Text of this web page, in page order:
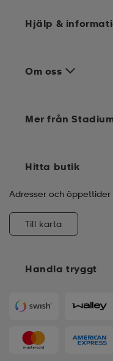
Hjälp &
Om oss
Handla tryggt
Mer från
Hitta butik
Adresser och öppettider
Till karta